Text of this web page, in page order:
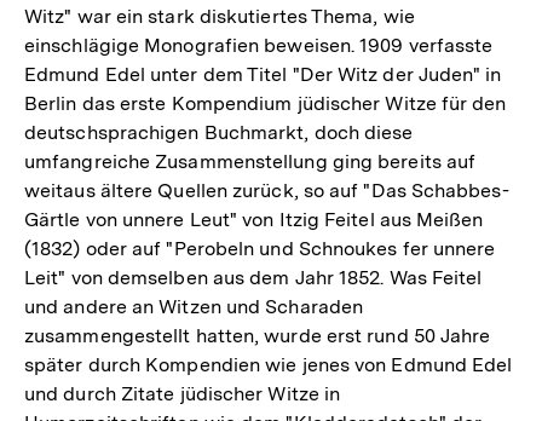
Witz" war ein stark diskutiertes Thema, wie
einschlägige Monografien beweisen. 1909 verfasste
Edmund Edel unter dem Titel "Der Witz der Juden" in
Berlin das erste Kompendium jüdischer Witze für den
deutschsprachigen Buchmarkt, doch diese
umfangreiche Zusammenstellung ging bereits auf
weitaus ältere Quellen zurück, so auf "Das Schabbes-
Gärtle von unnere Leut" von Itzig Feitel aus Meißen
(1832) oder auf "Perobeln und Schnoukes fer unnere
Leit" von demselben aus dem Jahr 1852. Was Feitel
und andere an Witzen und Scharaden
zusammengestellt hatten, wurde erst rund 50 Jahre
später durch Kompendien wie jenes von Edmund Edel
und durch Zitate jüdischer Witze in